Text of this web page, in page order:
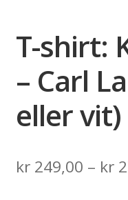
T-shirt:
– Carl
eller vit)
kr249,00 – kr